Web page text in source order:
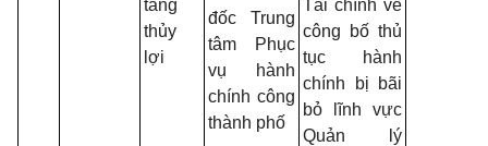
tầng
thủy
lợi
đốc Trung
tâm Phục
vụ hành
chính công
thành phố
Tài chính về
công bố thủ
tục hành
chính bị bãi
bỏ lĩnh vực
Quản lý